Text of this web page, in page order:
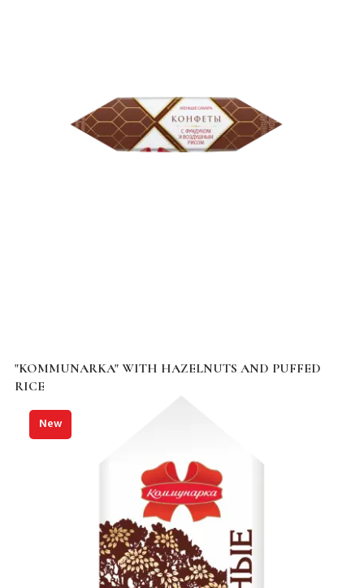
"KOMMUNARKA" WITH HAZELNUTS AND PUFFED
RICE
New